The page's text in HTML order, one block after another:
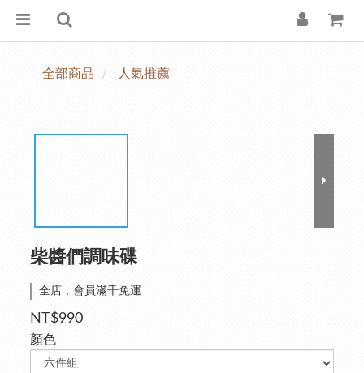
全部商品 人氣推薦
柴醬們調味碟
全店，會員滿千免運
NT$990
顏色